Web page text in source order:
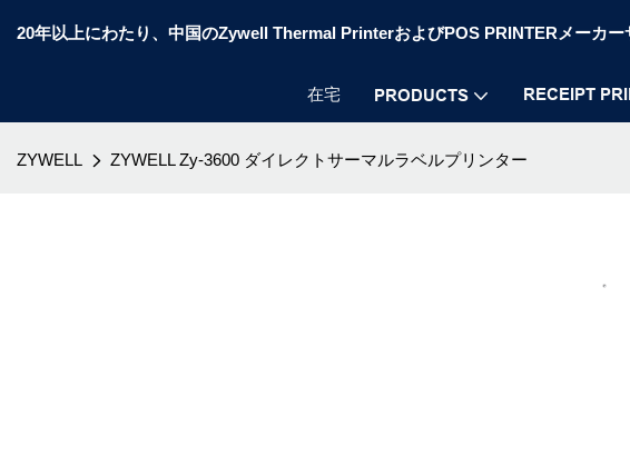
20年以上にわたり、中国のZywell Thermal PrinterおよびPOS PRINTERメーカー
在宅 PRODUCTS RECEIPT
ZYWELL ZYWELL Zy-3600 ダイレクトサーマルラベルプリンター